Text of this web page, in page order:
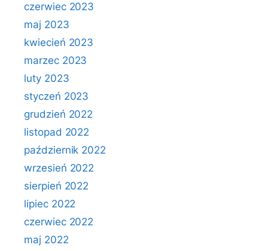
czerwiec 2023
maj 2023
kwiecień 2023
marzec 2023
luty 2023
styczeń 2023
grudzień 2022
listopad 2022
październik 2022
wrzesień 2022
sierpień 2022
lipiec 2022
czerwiec 2022
maj 2022